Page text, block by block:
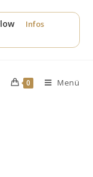
Infos
0 Menü